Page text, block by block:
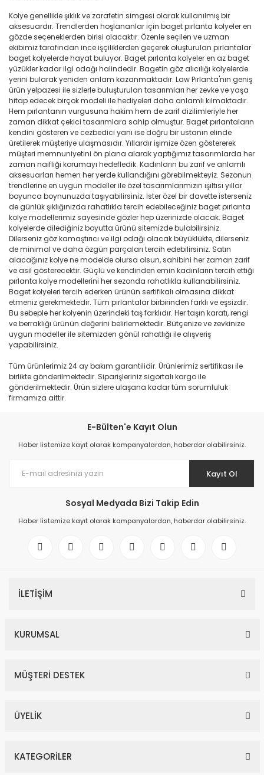
Kolye genellikle şıklık ve zarafetin simgesi olarak kullanılmış bir
aksesuardır. Trendlerden hoşlananlar için baget pırlanta kolyeler en
gözde seçeneklerden birisi olacaktır. Özenle seçilen ve uzman
ekibimiz tarafından ince işçiliklerden geçerek oluşturulan pırlantalar
baget kolyelerde hayat buluyor. Baget pırlanta kolyeler en az baget
yüzükler kadar ilgi odağı halindedir. Bagetin göz alıcılığı kolyelerde
yerini bularak yeniden anlam kazanmaktadır. Law Pırlanta'nın geniş
ürün yelpazesi ile sizlerle buluşturulan tasarımları her zevke ve yaşa
hitap edecek birçok modeli ile hediyeleri daha anlamlı kılmaktadır.
Hem pırlantanın vurgusuna hakim hem de zarif dizilimleriyle her
zaman dikkat çekici tasarımlara sahip olmuştur. Baget pırlantaların
kendini gösteren ve cezbedici yanı ise doğru bir ustanın elinde
üretilerek müşteriye ulaşmasıdır. Yıllardır işimize özen göstererek
müşteri memnuniyetini ön plana alarak yaptığımız tasarımlarda her
zaman naifliği korumayı hedefledik. Kadınların bu zarif ve anlamlı
aksesuarları hemen her yerde kullandığını görebilmekteyiz. Sezonun
trendlerine en uygun modeller ile özel tasarımlarımızın ışıltısı yıllar
boyunca boynunuzda taşıyabilirsiniz. İster özel bir davette isterseniz
de günlük şıklığınızda rahatlıkla tercih edebileceğiniz baget pırlanta
kolye modellerimiz sayesinde gözler hep üzerinizde olacak. Baget
kolyelerde dilediğiniz boyutta ürünü sitemizde bulabilirsiniz.
Dilerseniz göz kamaştırıcı ve ilgi odağı olacak büyüklükte, dilerseniz
de minimal ve daha özgün parçaları tercih edebilirsiniz. Satın
alacağınız kolye ne modelde olursa olsun, sahibini her zaman zarif
ve asil gösterecektir. Güçlü ve kendinden emin kadınların tercih ettiği
pırlanta kolye modellerini her sezonda rahatlıkla kullanabilirsiniz.
Baget kolyeleri tercih ederken ürünün sertifikalı olmasına dikkat
etmeniz gerekmektedir. Tüm pırlantalar birbirinden farklı ve eşsizdir.
Bu sebeple her kolyenin üzerindeki taş farklıdır. Her taşın karatı, rengi
ve berraklığı ürünün değerini belirlemektedir. Bütçenize ve zevkinize
uygun modeller ile sitemizden gönül rahatlığı ile alışveriş
yapabilirsiniz.
Tüm ürünlerimiz 24 ay bakım garantilidir. Ürünlerimiz sertifikası ile
birlikte gönderilmektedir. Siparişleriniz sigortalı kargo ile
gönderilmektedir. Ürün sizlere ulaşana kadar tüm sorumluluk
firmamıza aittir.
E-Bülten'e Kayıt Olun
Haber listemize kayıt olarak kampanyalardan, haberdar olabilirsiniz.
Kayıt Ol
Sosyal Medyada Bizi Takip Edin
Haber listemize kayıt olarak kampanyalardan, haberdar olabilirsiniz.
İLETİŞİM
KURUMSAL
MÜŞTERİ DESTEK
ÜYELİK
KATEGORİLER